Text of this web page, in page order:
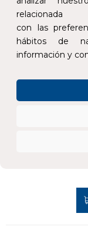
relacionada
con las
hábitos de
información y